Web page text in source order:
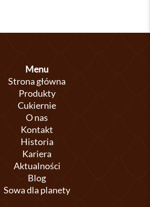
Menu
Strona główna
Produkty
Cukiernie
O nas
Kontakt
Historia
Kariera
Aktualności
Blog
Sowa dla planety